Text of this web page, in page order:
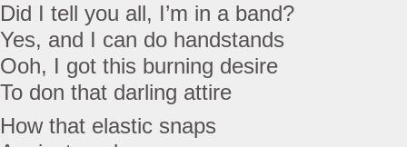
Did I tell you all, I’m in a band?
Yes, and I can do handstands
Ooh, I got this burning desire
To don that darling attire
How that elastic snaps